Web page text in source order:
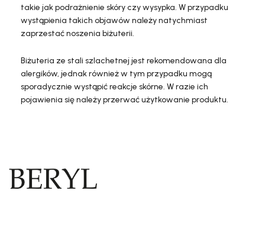
takie jak podrażnienie skóry czy wysypka. W przypadku
wystąpienia takich objawów należy natychmiast
zaprzestać noszenia biżuterii.
Biżuteria ze stali szlachetnej jest rekomendowana dla
alergików, jednak również w tym przypadku mogą
sporadycznie wystąpić reakcje skórne. W razie ich
pojawienia się należy przerwać użytkowanie produktu.